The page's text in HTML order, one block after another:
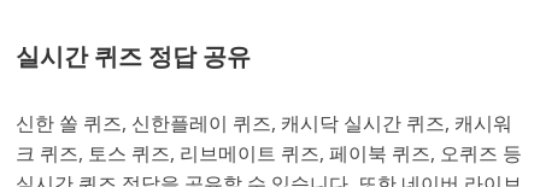
실시간 퀴즈 정답 공유
신한 쏠 퀴즈, 신한플레이 퀴즈, 캐시닥 실시간 퀴즈, 캐시워
크 퀴즈, 토스 퀴즈, 리브메이트 퀴즈, 페이북 퀴즈, 오퀴즈 등